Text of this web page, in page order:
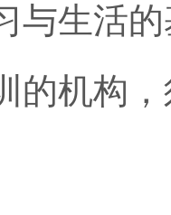
与生活
的机构